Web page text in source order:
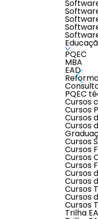
PQEC
MBA
EAD
PQEC
Cursos
Cursos
Cursos
Cursos
Cursos
Cursos
Cursos
Cursos
Cursos
Cursos
Cursos
Cursos
Cursos
Trilha
Participe do curso
adaptar com
19 e 26 de
08h30 às
Transmissão
Professores:
CURSO
AUD, PERITO,